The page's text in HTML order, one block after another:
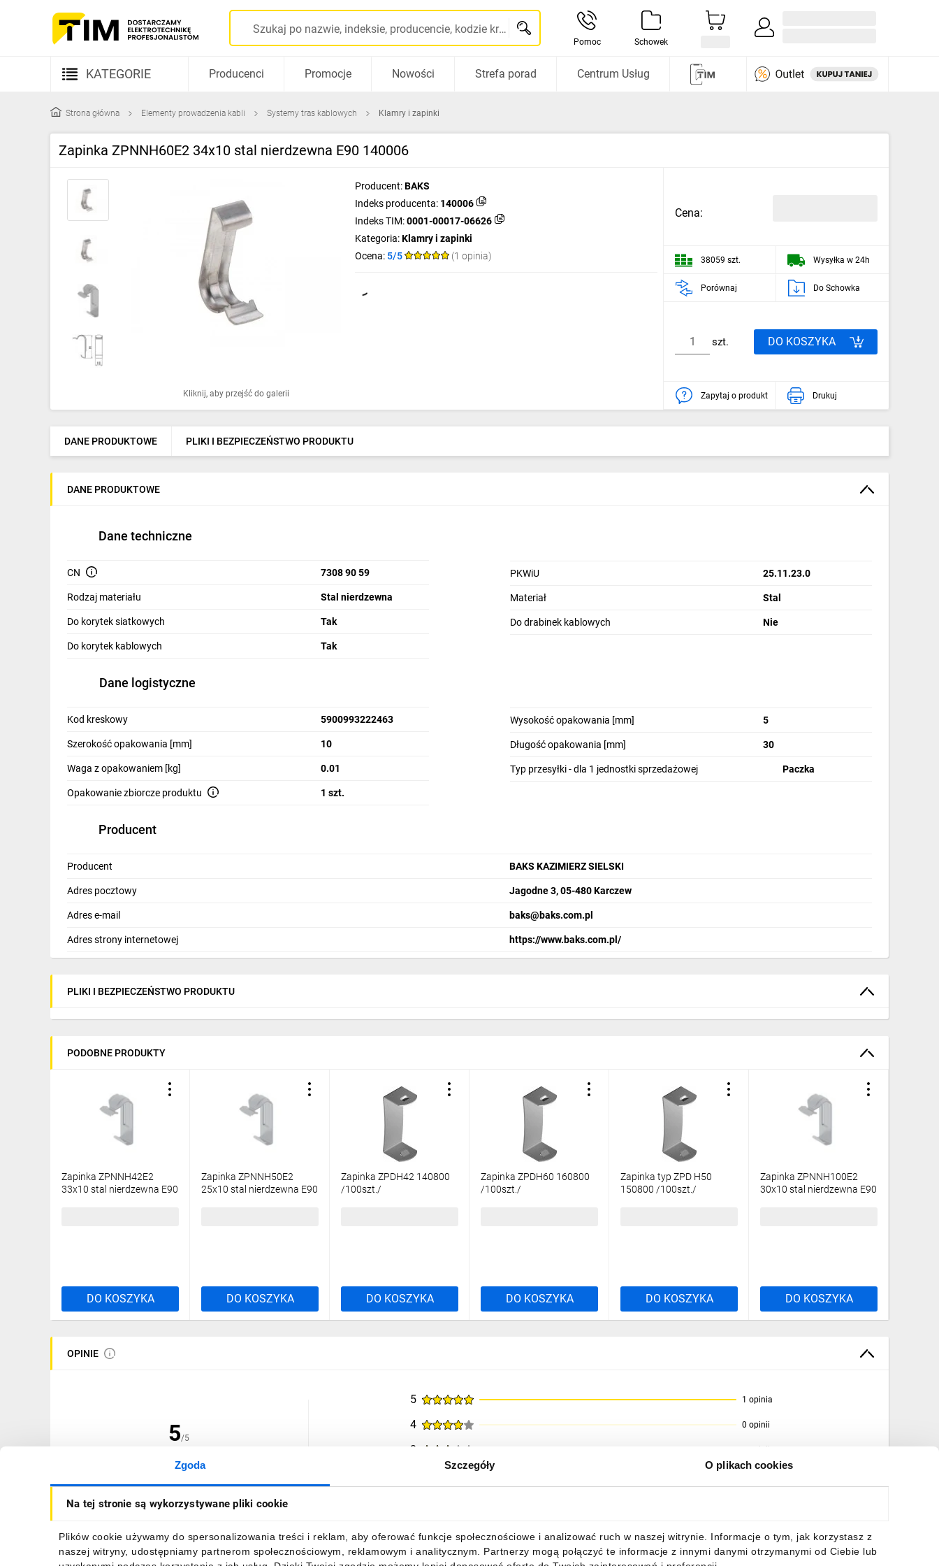
Zgoda Szczegóły O plikach cookies
Na tej stronie są wykorzystywane pliki cookie
Plików cookie używamy do spersonalizowania treści i reklam, aby oferować funkcje społecznościowe i analizować ruch w naszej witrynie. Informacje o tym, jak korzystasz z
naszej witryny, udostępniamy partnerom społecznościowym, reklamowym i analitycznym. Partnerzy mogą połączyć te informacje z innymi danymi otrzymanymi od Ciebie lub
Szukaj po nazwie, indeksie, producencie, kodzie kreskowym...
Pomoc Schowek
KATEGORIE
Kable i przewody
Rozdzielnice i obudowy
Elementy prowadzenia kabli
Gniazda i łączniki
Oprawy oświetleniowe
Pompy ciepła
Ogrzewanie
Elektronarzędzia i mierniki
Dom i ogród
Budowa i Remont
Elektronika
Smart home
Wentylacja i rekuperacja
Producenci Promocje Nowości Strefa porad Centrum Usług
Strona główna Elementy prowadzenia kabli Systemy tras kablowych Klamry i zapinki
Zapinka ZPNNH60E2 34x10 stal nierdzewna E90 140006
Kliknij, aby przejść do galerii
Producent:BAKS
Indeks producenta: 140006
Indeks TIM:0001-00017-06626
Kategoria:Klamry i zapinki
Ocena: 5/5 (1 opinia)
Cena:
38059 szt. Wysyłka w 24h
Porównaj Do Schowka
szt. DO KOSZYKA
Zapytaj o produkt Drukuj
DANE PRODUKTOWE PLIKI I BEZPIECZEŃSTWO PRODUKTU
DANE PRODUKTOWE
Dane techniczne
CN 7308 90 59
Rodzaj materiału Stal nierdzewna
Do korytek siatkowych Tak
Do korytek kablowych Tak
PKWiU 25.11.23.0
Materiał Stal
Do drabinek kablowych Nie
Dane logistyczne
Kod kreskowy 5900993222463
Szerokość opakowania [mm] 10
Waga z opakowaniem [kg] 0.01
Opakowanie zbiorcze produktu 1 szt.
Wysokość opakowania [mm] 5
Długość opakowania [mm] 30
Typ przesyłki - dla 1 jednostki sprzedażowej Paczka
Producent
Producent BAKS KAZIMIERZ SIELSKI
Adres pocztowy Jagodne 3, 05-480 Karczew
Adres e-mail baks@baks.com.pl
Adres strony internetowej https://www.baks.com.pl/
PLIKI I BEZPIECZEŃSTWO PRODUKTU
PODOBNE PRODUKTY
Zapinka ZPNNH42E2
33x10 stal nierdzewna E90
DO KOSZYKA
Zapinka ZPNNH50E2
25x10 stal nierdzewna E90
DO KOSZYKA
Zapinka ZPDH42 140800
/100szt./
DO KOSZYKA
Zapinka ZPDH60 160800
/100szt./
DO KOSZYKA
Zapinka typ ZPD H50
150800 /100szt./
DO KOSZYKA
Zapinka ZPNNH100E2
30x10 stal nierdzewna E90
DO KOSZYKA
OPINIE
5/5
(1 opinia)
5 1 opinia
4 0 opinii
3
02.03.2026 B...a